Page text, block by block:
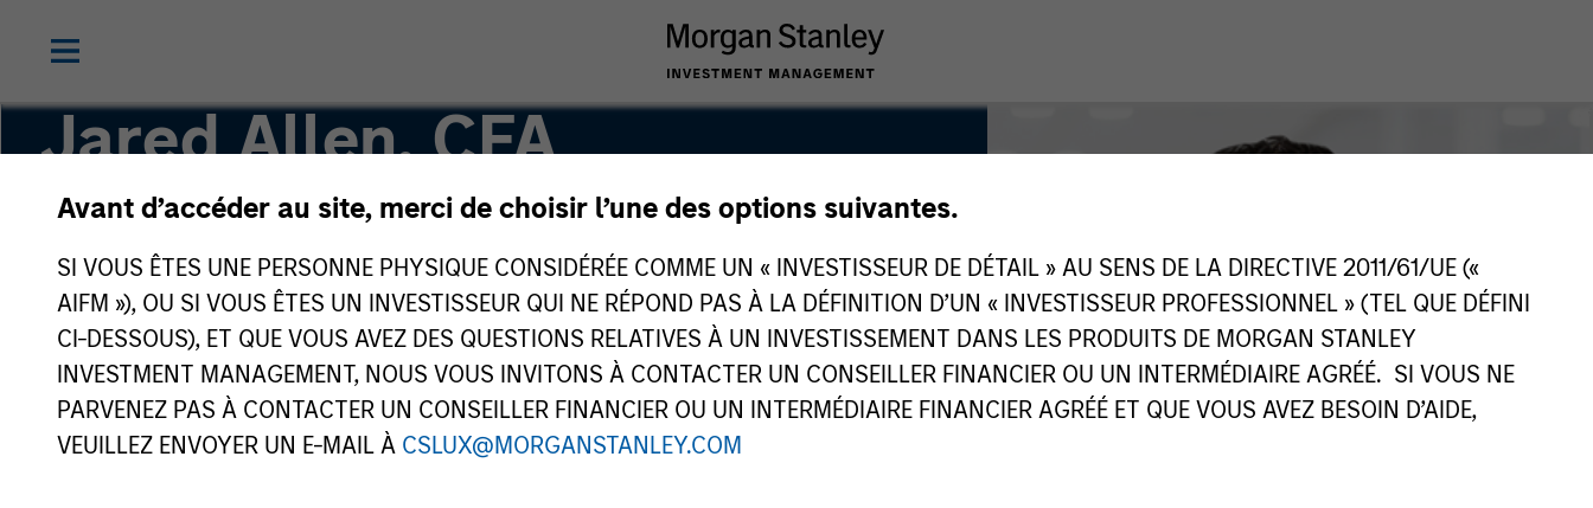
Avant d’accéder au site, merci de choisir l’une des options suivantes.
SI VOUS ÊTES UNE PERSONNE PHYSIQUE CONSIDÉRÉE COMME UN « INVESTISSEUR DE DÉTAIL » AU SENS DE LA DIRECTIVE 2011/61/UE («
AIFM »), OU SI VOUS ÊTES UN INVESTISSEUR QUI NE RÉPOND PAS À LA DÉFINITION D’UN « INVESTISSEUR PROFESSIONNEL » (TEL QUE DÉFINI
CI-DESSOUS), ET QUE VOUS AVEZ DES QUESTIONS RELATIVES À UN INVESTISSEMENT DANS LES PRODUITS DE MORGAN STANLEY
INVESTMENT MANAGEMENT, NOUS VOUS INVITONS À CONTACTER UN CONSEILLER FINANCIER OU UN INTERMÉDIAIRE AGRÉÉ. SI VOUS NE
PARVENEZ PAS À CONTACTER UN CONSEILLER FINANCIER OU UN INTERMÉDIAIRE FINANCIER AGRÉÉ ET QUE VOUS AVEZ BESOIN D’AIDE,
VEUILLEZ ENVOYER UN E-MAIL À CSLUX@MORGANSTANLEY.COM
Jared Allen, CFA
Vice President